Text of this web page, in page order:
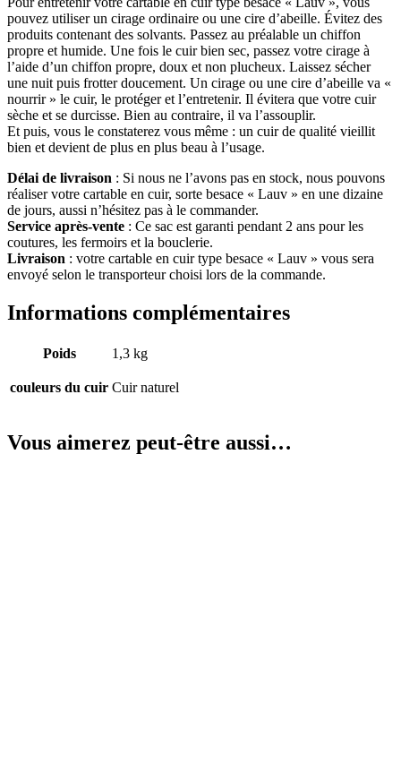
pouvez utiliser un cirage ordinaire ou une cire d’abeille. Évitez des
produits contenant des solvants. Passez au préalable un chiffon
propre et humide. Une fois le cuir bien sec, passez votre cirage à
l’aide d’un chiffon propre, doux et non plucheux. Laissez sécher
une nuit puis frotter doucement. Un cirage ou une cire d’abeille va «
nourrir » le cuir, le protéger et l’entretenir. Il évitera que votre cuir
sèche et se durcisse. Bien au contraire, il va l’assouplir.
Et puis, vous le constaterez vous même : un cuir de qualité vieillit
bien et devient de plus en plus beau à l’usage.
Délai de livraison : Si nous ne l’avons pas en stock, nous pouvons
réaliser votre cartable en cuir, sorte besace « Lauv » en une dizaine
de jours, aussi n’hésitez pas à le commander.
Service après-vente : Ce sac est garanti pendant 2 ans pour les
coutures, les fermoirs et la bouclerie.
Livraison : votre cartable en cuir type besace « Lauv » vous sera
envoyé selon le transporteur choisi lors de la commande.
Informations complémentaires
Poids 1,3 kg
couleurs du cuir Cuir naturel
Vous aimerez peut-être aussi…